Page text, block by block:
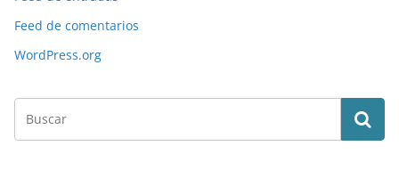
Feed de comentarios
WordPress.org